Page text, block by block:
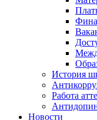
История
Работа
Новости